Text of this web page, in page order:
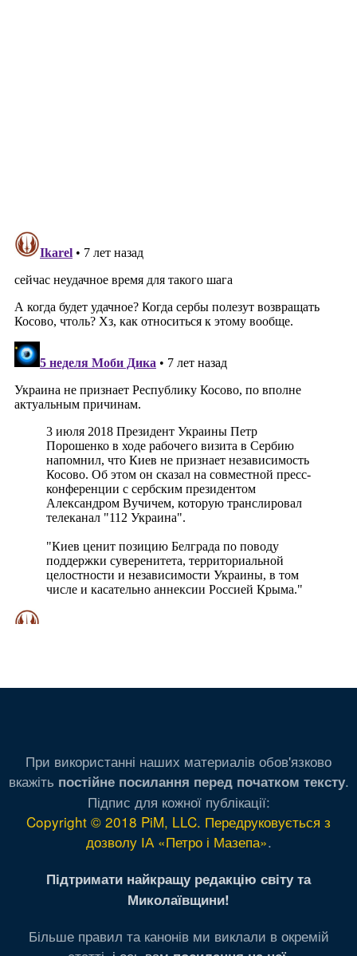
При використанні наших материалів обов'язково
вкажіть постійне посилання перед початком тексту.
Підпис для кожної публікації:
Copyright © 2018 PiM, LLC. Передруковується з
дозволу ІА «Петро і Мазепа».
Підтримати найкращу редакцію світу та
Миколаївщини!
Більше правил та канонів ми виклали в окремій